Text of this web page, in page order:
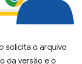
solicita o arquivo
da versão e o